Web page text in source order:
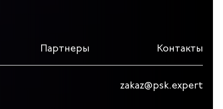
Партнеры Контакты
zakaz@psk.expert